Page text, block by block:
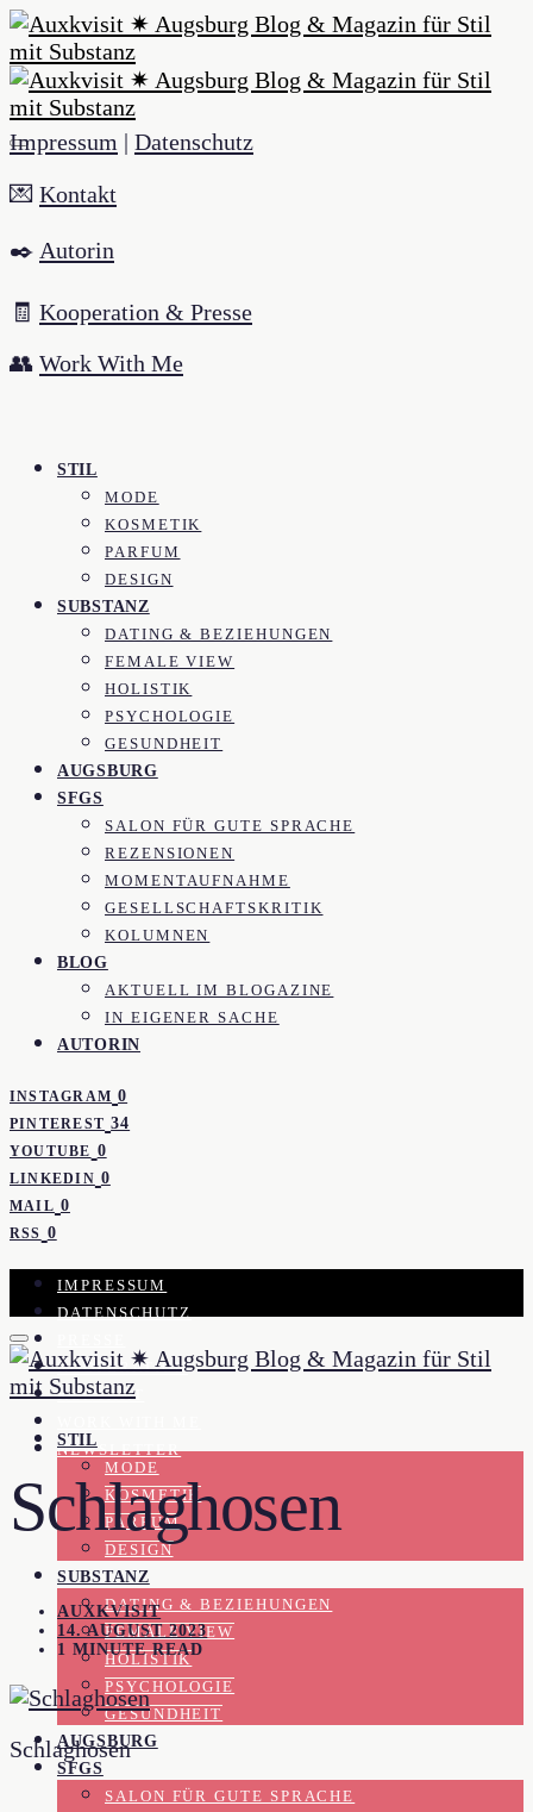
Impressum | Datenschutz
💌 Kontakt
✒️ Autorin
🧾 Kooperation & Presse
👥 Work With Me
STIL
MODE
KOSMETIK
PARFUM
DESIGN
SUBSTANZ
DATING & BEZIEHUNGEN
FEMALE VIEW
HOLISTIK
PSYCHOLOGIE
GESUNDHEIT
AUGSBURG
SFGS
SALON FÜR GUTE SPRACHE
REZENSIONEN
MOMENTAUFNAHME
GESELLSCHAFTSKRITIK
KOLUMNEN
BLOG
AKTUELL IM BLOGAZINE
IN EIGENER SACHE
AUTORIN
INSTAGRAM 0
PINTEREST 34
YOUTUBE 0
LINKEDIN 0
MAIL 0
RSS 0
IMPRESSUM
DATENSCHUTZ
KOOPERATION
KONTAKT
NEWSLETTER
STIL
MODE
KOSMETIK
PARFUM
DESIGN
SUBSTANZ
DATING & BEZIEHUNGEN
FEMALE VIEW
HOLISTIK
PSYCHOLOGIE
GESUNDHEIT
AUGSBURG
SFGS
SALON FÜR GUTE SPRACHE
Schlaghosen
AUXKVISIT
14. AUGUST 2023
1 MINUTE READ
Schlaghosen